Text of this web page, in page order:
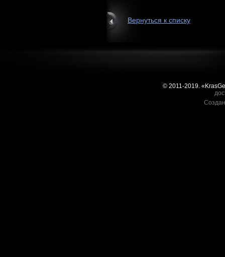
Вернуться к списку
© 2011-2019.